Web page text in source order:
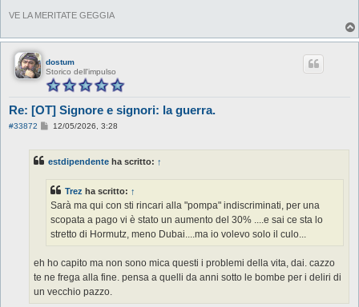
VE LA MERITATE GEGGIA
dostum
Storico dell'impulso
Re: [OT] Signore e signori: la guerra.
#33872
M
a
i
o
12/05/2026, 3:28
estdipendente ha scritto: ↑
Trez ha scritto: ↑
Sarà ma qui con sti rincari alla "pompa" indiscriminati, per una
scopata a pago vi è stato un aumento del 30% ....e sai ce sta lo
stretto di Hormutz, meno Dubai....ma io volevo solo il culo...
eh ho capito ma non sono mica questi i problemi della vita, dai. cazzo
te ne frega alla fine. pensa a quelli da anni sotto le bombe per i deliri di
un vecchio pazzo.